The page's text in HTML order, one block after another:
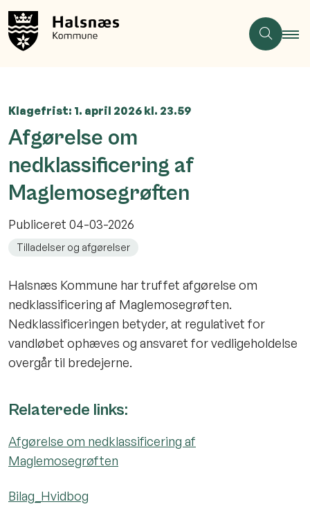
Klagefrist: 1. april 2026 kl. 23.59
Afgørelse om
nedklassificering af
Maglemosegrøften
Publiceret 04-03-2026
Tilladelser og afgørelser
Halsnæs Kommune har truffet afgørelse om
nedklassificering af Maglemosegrøften.
Nedklassificeringen betyder, at regulativet for
vandløbet ophæves og ansvaret for vedligeholdelse
overgår til bredejerne.
Relaterede links:
Afgørelse om nedklassificering af
Maglemosegrøften
Bilag_Hvidbog